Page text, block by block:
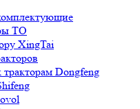
ТО
XingTai
тракторам Dongfeng